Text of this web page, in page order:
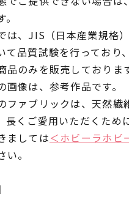
は、JIS（日本産業規格
て品質試験を行っており
のみを販売しております
画像は、参考作品です。
ファブリックは、天然繊
長くご愛用いただくため
ましては＜ホビーラホビ
。